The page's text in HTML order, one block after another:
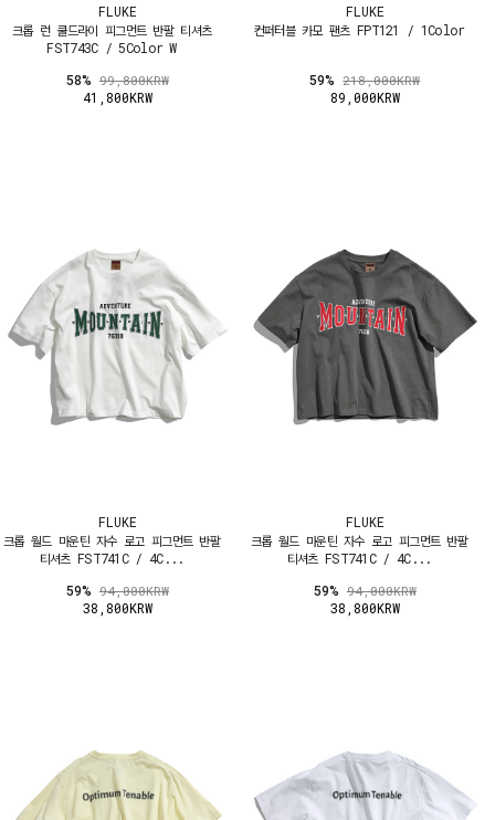
FLUKE
크롭 런 쿨드라이 피그먼트 반팔 티셔츠
FST743C / 5Color W
58% 99,800KRW
41,800KRW
FLUKE
컨퍼터블 카모 팬츠 FPT121 / 1Color
59%218,000KRW
89,000KRW
FLUKE
크롭 월드 마운틴 자수 로고 피그먼트 반팔
티셔츠 FST741C / 4C...
59% 94,000KRW
38,800KRW
FLUKE
크롭 월드 마운틴 자수 로고 피그먼트 반팔
티셔츠 FST741C / 4C...
59% 94,000KRW
38,800KRW